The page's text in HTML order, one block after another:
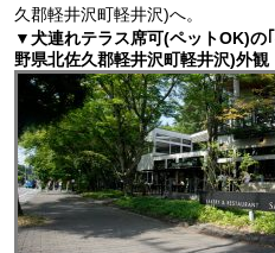
久郡軽井沢町軽井沢)へ。
▼犬連れテラス席可(ペットOK)の
野県北佐久郡軽井沢町軽井沢)外観